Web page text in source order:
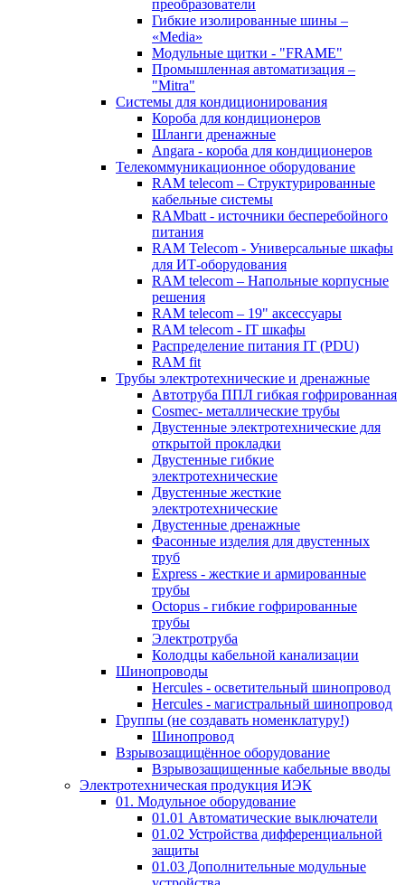
преобразователи
Гибкие изолированные шины –
«Media»
Модульные щитки - "FRAME"
Промышленная автоматизация –
"Mitra"
Системы для кондиционирования
Короба для кондиционеров
Шланги дренажные
Angara - короба для кондиционеров
Телекоммуникационное оборудование
RAM telecom – Структурированные
кабельные системы
RAMbatt - источники бесперебойного
питания
RAM Telecom - Универсальные шкафы
для ИТ-оборудования
RAM telecom – Напольные корпусные
решения
RAM telecom – 19" аксессуары
RAM telecom - IT шкафы
Распределение питания IT (PDU)
RAM fit
Трубы электротехнические и дренажные
Автотруба ППЛ гибкая гофрированная
Cosmec- металлические трубы
Двустенные электротехнические для
открытой прокладки
Двустенные гибкие
электротехнические
Двустенные жесткие
электротехнические
Двустенные дренажные
Фасонные изделия для двустенных
труб
Express - жесткие и армированные
трубы
Octopus - гибкие гофрированные
трубы
Электротруба
Колодцы кабельной канализации
Шинопроводы
Hercules - осветительный шинопровод
Hercules - магистральный шинопровод
Группы (не создавать номенклатуру!)
Шинопровод
Взрывозащищённое оборудование
Взрывозащищенные кабельные вводы
Электротехническая продукция ИЭК
01. Модульное оборудование
01.01 Автоматические выключатели
01.02 Устройства дифференциальной
защиты
01.03 Дополнительные модульные